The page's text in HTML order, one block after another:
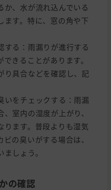
か、水が流れ込んでいる
ます。特に、窓の角や下
する：雨漏りが進行する
きることがあります。
り具合などを確認し、記
いをチェックする：雨漏
室内の湿度が上がり、
ります。普段よりも湿気
の臭いがする場合は、
しょう。
の確認